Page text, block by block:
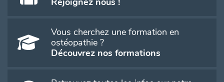
Vous cherchez une formation en
ostéopathie ?
Découvrez nos formations